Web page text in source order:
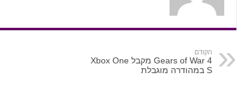
הקודם
Gears of War 4 מקבל Xbox One
S במהודרה מוגבלת